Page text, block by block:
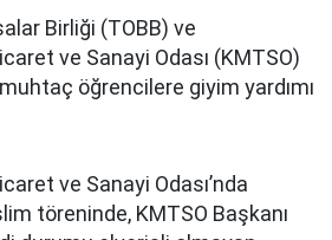
Birliği (TOBB) ve
ve Sanayi Odası (KMTSO)
öğrencilere giyim yardımı
ve Sanayi Odası’nda
töreninde, KMTSO Başkanı